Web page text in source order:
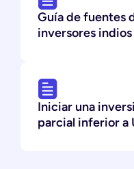
Guía de fuentes
inversores indios
Iniciar una
parcial inferior a